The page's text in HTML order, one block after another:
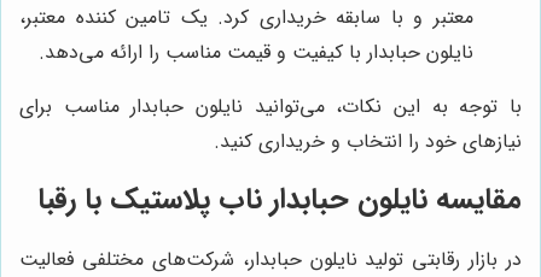
معتبر و با سابقه خریداری کرد. یک تامین کننده معتبر،
نایلون حبابدار با کیفیت و قیمت مناسب را ارائه می‌دهد.
با توجه به این نکات، می‌توانید نایلون حبابدار مناسب برای
نیازهای خود را انتخاب و خریداری کنید.
مقایسه نایلون حبابدار ناب پلاستیک با رقبا
در بازار رقابتی تولید نایلون حبابدار، شرکت‌های مختلفی فعالیت